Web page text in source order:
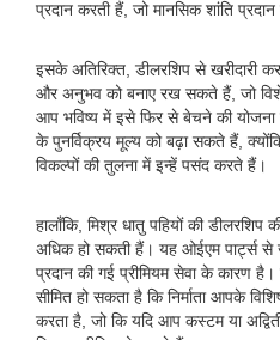
प्रदान करती हैं, जो मानसिक शांति
इसके अतिरिक्त, डीलरशिप से
और अनुभव को बनाए रख सकते हैं, जो
आप भविष्य में इसे फिर से बेचने की
के पुनर्विक्रय मूल्य को बढ़ा सकते हैं,
विकल्पों की तुलना में इन्हें पसंद करते हैं।
हालाँकि, मिश्र धातु पहियों की डीलरशिप
अधिक हो सकती हैं। यह ओईएम पार्ट्स से
प्रदान की गई प्रीमियम सेवा के कारण
सीमित हो सकता है कि निर्माता आपके
करता है, जो कि यदि आप कस्टम या